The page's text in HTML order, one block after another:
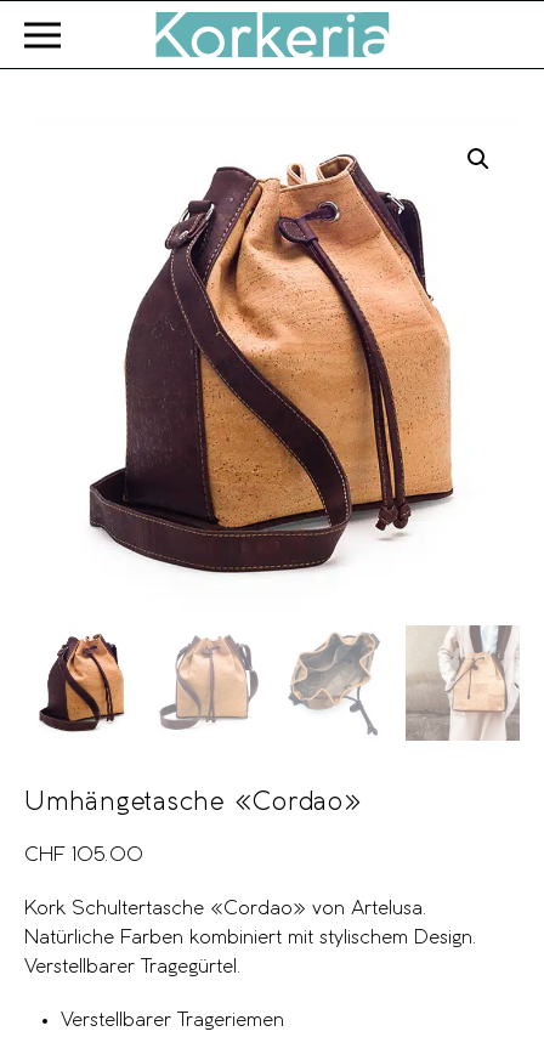
Zum Hauptinhalt springen
Umhängetasche «Cordao»
CHF 105.00
Kork Schultertasche «Cordao» von Artelusa.
Natürliche Farben kombiniert mit stylischem Design.
Verstellbarer Tragegürtel.
Verstellbarer Trageriemen